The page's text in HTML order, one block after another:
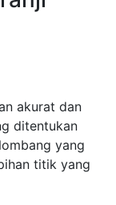
akurat dan
ditentukan
yang
titik yang